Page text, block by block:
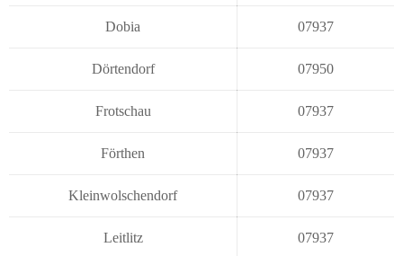
Dobia 07937
Dörtendorf 07950
Frotschau 07937
Förthen 07937
Kleinwolschendorf 07937
Leitlitz 07937